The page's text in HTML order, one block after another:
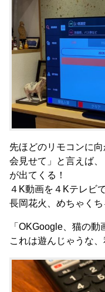
先ほどのリモコンに
会見せて」と言えば
が出てくる！
４K動画を４Kテレビ
長岡花火、めちゃくち
「OKGoogle、猫の動
これは遊んじゃうな、